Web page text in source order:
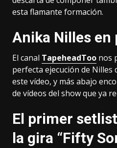
esta flamante formación.
Anika Nilles en
El canal TapeheadToo nos
perfecta ejecución de
este vídeo, y más abajo
de vídeos del show que ya
El primer
la gira “Fifty